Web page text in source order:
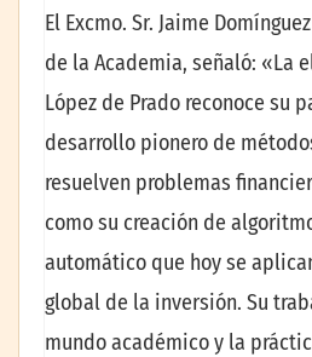
El Excmo. Sr. Jaime
de la Academia, señaló: «La
López de Prado reconoce su
desarrollo pionero de
resuelven problemas
como su creación de
automático que hoy se
global de la inversión. Su
mundo académico y la